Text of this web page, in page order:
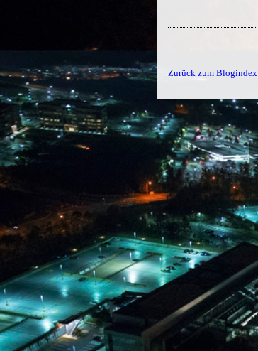
Zurück zum Blogindex